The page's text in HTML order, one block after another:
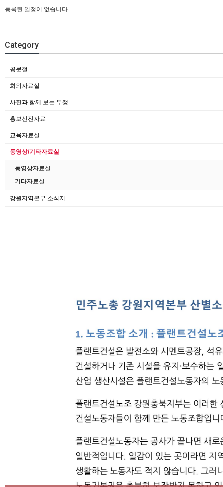
등록된 일정이 없습니다.
Category
공문철
회의자료실
사진과 함께 보는 투쟁
홍보선전자료
교육자료실
동영상/기타자료실
동영상자료실
기타자료실
강원지역본부 소식지